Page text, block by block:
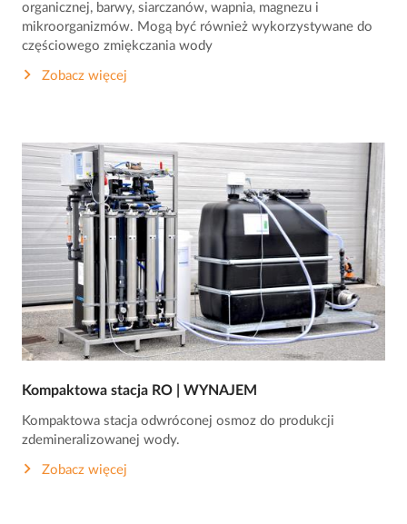
organicznej, barwy, siarczanów, wapnia, magnezu i
mikroorganizmów. Mogą być również wykorzystywane do
częściowego zmiękczania wody
Zobacz więcej
Kompaktowa stacja RO | WYNAJEM
Kompaktowa stacja odwróconej osmoz do produkcji
zdemineralizowanej wody.
Zobacz więcej